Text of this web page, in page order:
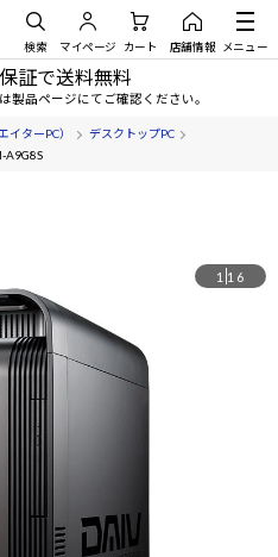
検索 マイページ カート 店舗情報 メニュー
証で送料無料
製品ページにてご確認ください。
イターPC）
デスクトップPC
A9G8S
1 16